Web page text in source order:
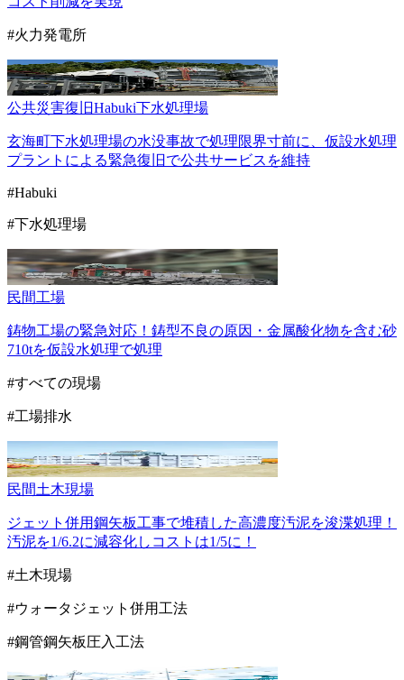
#火力発電所
公共災害復旧Habuki下水処理場
玄海町下水処理場の水没事故で処理限界寸前に、仮設水処理
プラントによる緊急復旧で公共サービスを維持
#Habuki
#下水処理場
民間工場
鋳物工場の緊急対応！鋳型不良の原因・金属酸化物を含む砂
710tを仮設水処理で処理
#すべての現場
#工場排水
民間土木現場
ジェット併用鋼矢板工事で堆積した高濃度汚泥を浚渫処理！
汚泥を1/6.2に減容化しコストは1/5に！
#土木現場
#ウォータジェット併用工法
#鋼管鋼矢板圧入工法